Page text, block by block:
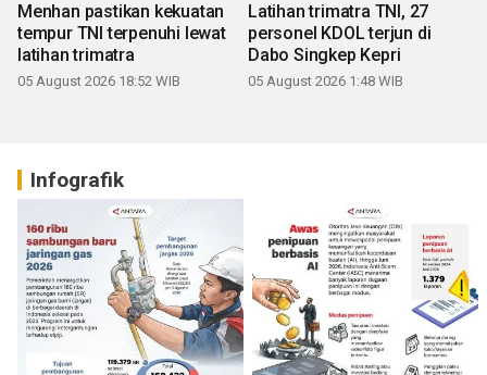
Menhan pastikan kekuatan
tempur TNI terpenuhi lewat
latihan trimatra
05 August 2026 18:52 WIB
Latihan trimatra TNI, 27
personel KDOL terjun di
Dabo Singkep Kepri
05 August 2026 1:48 WIB
Infografik